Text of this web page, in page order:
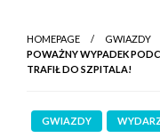
HOMEPAGE
GWIAZDY
POWAŻNY WYPADEK
TRAFIŁ DO SZPITALA!
GWIAZDY